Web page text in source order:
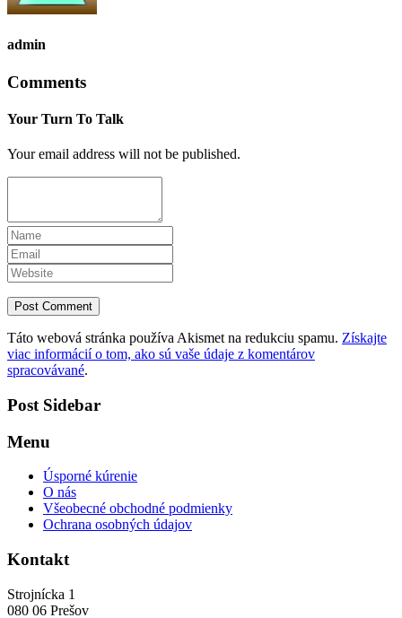
admin
Comments
Your Turn To Talk
Your email address will not be published.
Táto webová stránka používa Akismet na redukciu spamu. Získajte
viac informácií o tom, ako sú vaše údaje z komentárov
spracovávané.
Post Sidebar
Menu
Úsporné kúrenie
O nás
Všeobecné obchodné podmienky
Ochrana osobných údajov
Kontakt
Strojnícka 1
080 06 Prešov